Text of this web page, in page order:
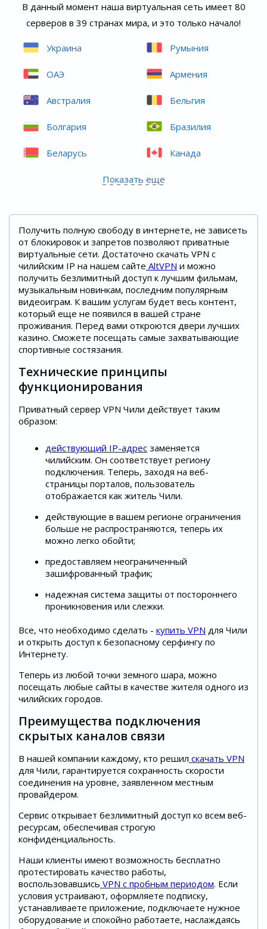
В данный момент наша виртуальная сеть имеет 80
серверов в 39 странах мира, и это только начало!
Украина Румыния
ОАЭ Армения
Австралия Бельгия
Болгария Бразилия
Беларусь Канада
Показать еще
Получить полную свободу в интернете, не зависеть
от блокировок и запретов позволяют приватные
виртуальные сети. Достаточно скачать VPN с
чилийским IP на нашем сайте AltVPN и можно
получить безлимитный доступ к лучшим фильмам,
музыкальным новинкам, последним популярным
видеоиграм. К вашим услугам будет весь контент,
который еще не появился в вашей стране
проживания. Перед вами откроются двери лучших
казино. Сможете посещать самые захватывающие
спортивные состязания.
Технические принципы
функционирования
Приватный сервер VPN Чили действует таким
образом:
действующий IP-адрес заменяется
чилийским. Он соответствует региону
подключения. Теперь, заходя на веб-
страницы порталов, пользователь
отображается как житель Чили.
действующие в вашем регионе ограничения
больше не распространяются, теперь их
можно легко обойти;
предоставляем неограниченный
зашифрованный трафик;
надежная система защиты от постороннего
проникновения или слежки.
Все, что необходимо сделать - купить VPN для Чили
и открыть доступ к безопасному серфингу по
Интернету.
Теперь из любой точки земного шара, можно
посещать любые сайты в качестве жителя одного из
чилийских городов.
Преимущества подключения
скрытых каналов связи
В нашей компании каждому, кто решил скачать VPN
для Чили, гарантируется сохранность скорости
соединения на уровне, заявленном местным
провайдером.
Сервис открывает безлимитный доступ ко всем веб-
ресурсам, обеспечивая строгую
конфиденциальность.
Наши клиенты имеют возможность бесплатно
протестировать качество работы,
воспользовавшись VPN c пробным периодом. Если
условия устраивают, оформляете подписку,
устанавливаете приложение, подключаете нужное
оборудование и спокойно работаете, наслаждаясь